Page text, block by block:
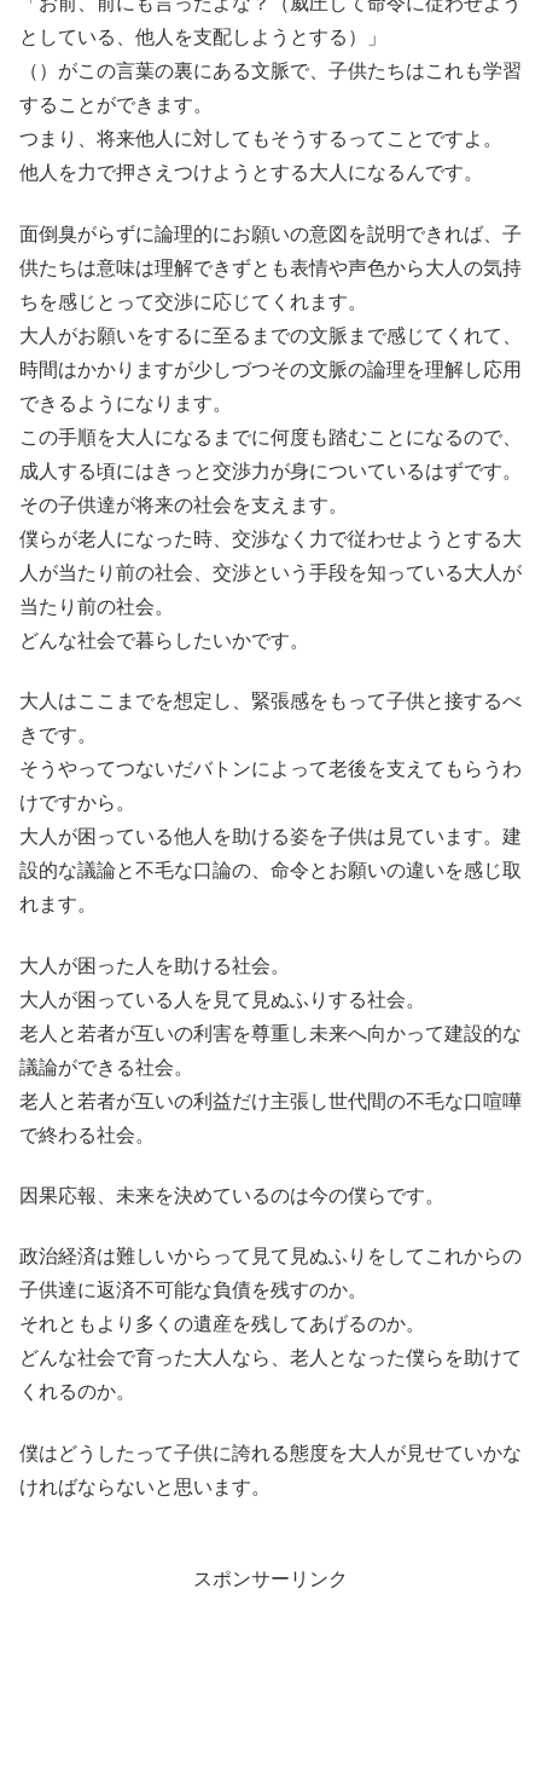
としている、他人を支配しようとする）」
（）がこの言葉の裏にある文脈で、子供たちはこれも学習
することができます。
つまり、将来他人に対してもそうするってことですよ。
他人を力で押さえつけようとする大人になるんです。
面倒臭がらずに論理的にお願いの意図を説明できれば、子
供たちは意味は理解できずとも表情や声色から大人の気持
ちを感じとって交渉に応じてくれます。
大人がお願いをするに至るまでの文脈まで感じてくれて、
時間はかかりますが少しづつその文脈の論理を理解し応用
できるようになります。
この手順を大人になるまでに何度も踏むことになるので、
成人する頃にはきっと交渉力が身についているはずです。
その子供達が将来の社会を支えます。
僕らが老人になった時、交渉なく力で従わせようとする大
人が当たり前の社会、交渉という手段を知っている大人が
当たり前の社会。
どんな社会で暮らしたいかです。
大人はここまでを想定し、緊張感をもって子供と接するべ
きです。
そうやってつないだバトンによって老後を支えてもらうわ
けですから。
大人が困っている他人を助ける姿を子供は見ています。建
設的な議論と不毛な口論の、命令とお願いの違いを感じ取
れます。
大人が困った人を助ける社会。
大人が困っている人を見て見ぬふりする社会。
老人と若者が互いの利害を尊重し未来へ向かって建設的な
議論ができる社会。
老人と若者が互いの利益だけ主張し世代間の不毛な口喧嘩
で終わる社会。
因果応報、未来を決めているのは今の僕らです。
政治経済は難しいからって見て見ぬふりをしてこれからの
子供達に返済不可能な負債を残すのか。
それともより多くの遺産を残してあげるのか。
どんな社会で育った大人なら、老人となった僕らを助けて
くれるのか。
僕はどうしたって子供に誇れる態度を大人が見せていかな
ければならないと思います。
スポンサーリンク